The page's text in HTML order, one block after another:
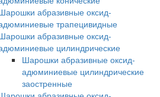
абразивные оксид-
трапецивидные
абразивные оксид-
цилиндрические
Шарошки абразивные оксид-
адюминиевые цилиндрические
заостренные